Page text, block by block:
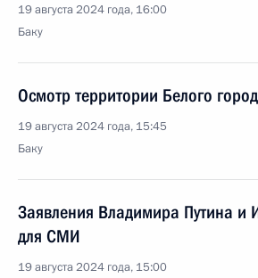
19 августа 2024 года, 16:00
Баку
Осмотр территории Белого
19 августа 2024 года, 15:45
Баку
Заявления Владимира Путина и
для СМИ
19 августа 2024 года, 15:00